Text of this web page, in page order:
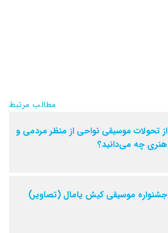
مطالب مرتبط
از تحولات موسیقی نواحی از منظر مردمی و
هنری چه می‌دانید؟
جشنواره‌ موسیقی کیش یامال (تصاویر)